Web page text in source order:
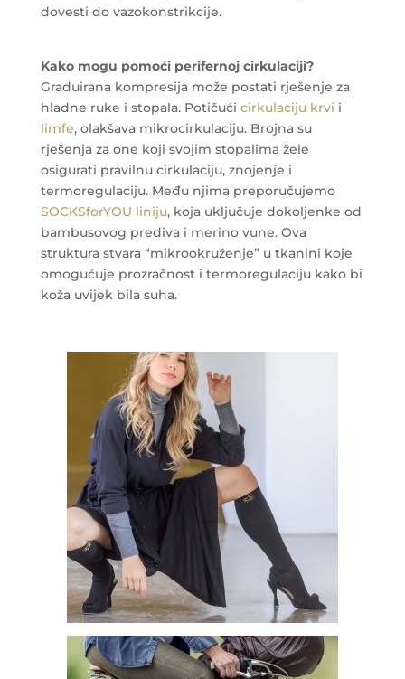
dovesti do vazokonstrikcije.
Kako mogu pomoći perifernoj cirkulaciji?
Graduirana kompresija može postati rješenje za
hladne ruke i stopala. Potičući cirkulaciju krvi i
limfe, olakšava mikrocirkulaciju. Brojna su
rješenja za one koji svojim stopalima žele
osigurati pravilnu cirkulaciju, znojenje i
termoregulaciju. Među njima preporučujemo
SOCKSforYOU liniju, koja uključuje dokoljenke od
bambusovog prediva i merino vune. Ova
struktura stvara “mikrookruženje” u tkanini koje
omogućuje prozračnost i termoregulaciju kako bi
koža uvijek bila suha.